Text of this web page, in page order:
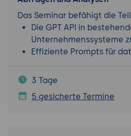
Das Seminar befähigt die
Die GPT API in
Unternehmenssysteme
Effiziente Prompts für
3 Tage
5 gesicherte Termine